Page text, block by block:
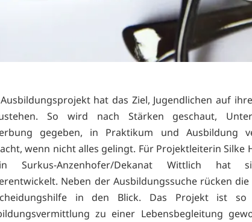
hat das Ziel, Jugendlichen auf
So wird nach Stärken geschaut,
gegeben, in Praktikum und Ausbildung
wenn nicht alles gelingt. Für Projektleiterin Silke
Surkus-Anzenhofer/Dekanat Wittlich hat
Neben der Ausbildungssuche rücken
in den Blick. Das Projekt ist
zu einer Lebensbegleitung